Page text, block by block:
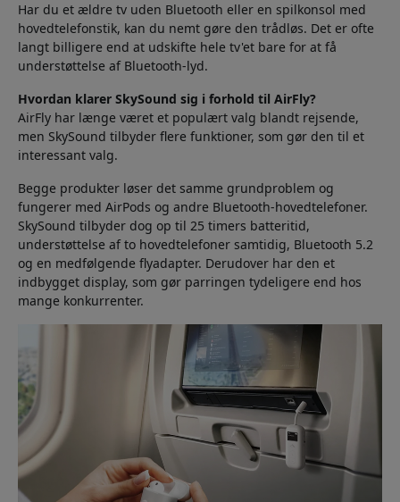
Har du et ældre tv uden Bluetooth eller en spilkonsol med
hovedtelefonstik, kan du nemt gøre den trådløs. Det er ofte
langt billigere end at udskifte hele tv'et bare for at få
understøttelse af Bluetooth-lyd.
Hvordan klarer SkySound sig i forhold til AirFly?
AirFly har længe været et populært valg blandt rejsende,
men SkySound tilbyder flere funktioner, som gør den til et
interessant valg.
Begge produkter løser det samme grundproblem og
fungerer med AirPods og andre Bluetooth-hovedtelefoner.
SkySound tilbyder dog op til 25 timers batteritid,
understøttelse af to hovedtelefoner samtidig, Bluetooth 5.2
og en medfølgende flyadapter. Derudover har den et
indbygget display, som gør parringen tydeligere end hos
mange konkurrenter.